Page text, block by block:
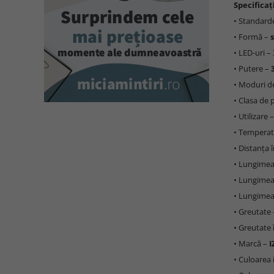
•
• Formă –
• LED-uri –
• Putere –
• Moduri
• Clasa de
• Utilizare –
•
• Distanța
•
•
•
• Greutate
• Greutate
• Marcă –
•